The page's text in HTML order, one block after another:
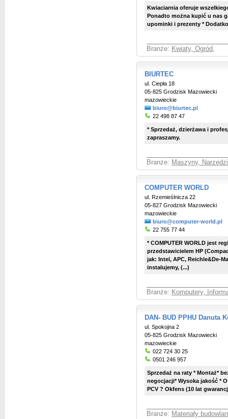
Kwiaciarnia oferuje
Ponadto można kupić u nas
upominki i prezenty *
Branże: Kwiaty, Ogród,
BIURTEC
ul. Ciepła 18
05-825 Grodzisk Mazowiecki
mazowieckie
biuro@biurtec.pl
22 498 87 47
* Sprzedaż, dzierżawa i
zapraszamy.
Branże: Maszyny,
COMPUTER WORLD
ul. Rzemieślnicza 22
05-827 Grodzisk Mazowiecki
mazowieckie
biuro@computer-world.pl
22 755 77 44
* COMPUTER WORLD jest
przedstawicielem HP
jak: Intel, APC, Reichle&De-
instalujemy, (...)
Branże: Komputery,
DAN- BUD PPHU Danuta
ul. Spokojna 2
05-825 Grodzisk Mazowiecki
mazowieckie
022 724 30 25
0501 246 957
Sprzedaż na raty * Montaż*
negocjacji* Wysoka jakość *
PCV ? Okfens (10 lat
Branże: Materiały